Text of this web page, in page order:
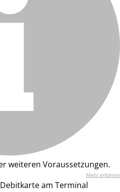
weiteren Voraussetzungen.
Mehr erfahren
am Terminal